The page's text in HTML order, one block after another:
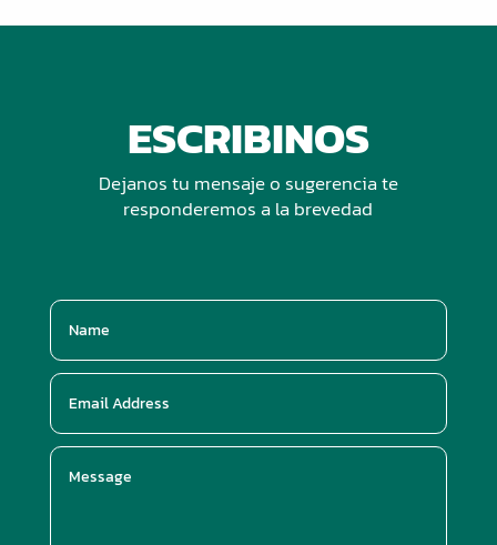
ESCRIBINOS
Dejanos tu mensaje o sugerencia te
responderemos a la brevedad